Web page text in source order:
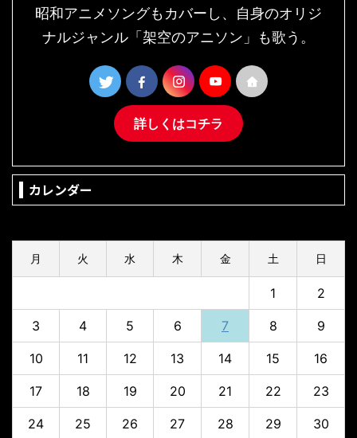
昭和アニメソングもカバーし、自身のオリジ
ナルジャンル「架空のアニソン」も歌う。
詳しくはコチラ
カレンダー
月 火 水 木 金 土 日
1 2
3 4 5 6 7 8 9
10 11 12 13 14 15 16
17 18 19 20 21 22 23
24 25 26 27 28 29 30